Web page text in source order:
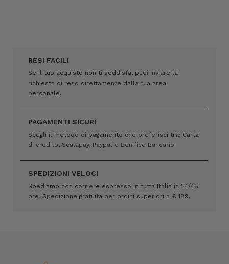
RESI FACILI
Se il tuo acquisto non ti soddisfa, puoi inviare la
richiesta di reso direttamente dalla tua area
personale.
PAGAMENTI SICURI
Scegli il metodo di pagamento che preferisci tra: Carta
di credito, Scalapay, Paypal o Bonifico Bancario.
SPEDIZIONI VELOCI
Spediamo con corriere espresso in tutta Italia in 24/48
ore. Spedizione gratuita per ordini superiori a € 189.